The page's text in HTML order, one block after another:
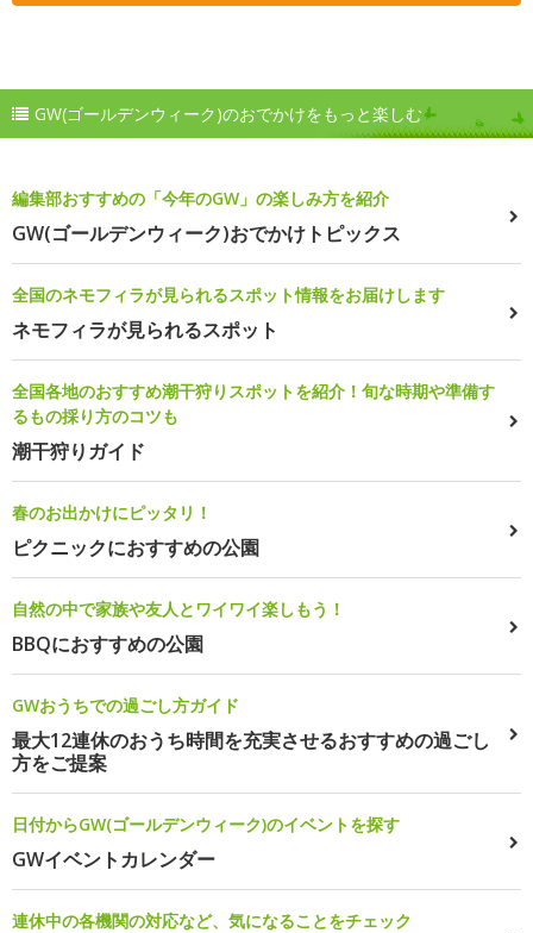
GW(ゴールデンウィーク)のおでかけをもっと楽しむ
編集部おすすめの「今年のGW」の楽しみ方を紹介
GW(ゴールデンウィーク)おでかけトピックス
全国のネモフィラが見られるスポット情報をお届けします
ネモフィラが見られるスポット
全国各地のおすすめ潮干狩りスポットを紹介！旬な時期や準備す
るもの採り方のコツも
潮干狩りガイド
春のお出かけにピッタリ！
ピクニックにおすすめの公園
自然の中で家族や友人とワイワイ楽しもう！
BBQにおすすめの公園
GWおうちでの過ごし方ガイド
最大12連休のおうち時間を充実させるおすすめの過ごし
方をご提案
日付からGW(ゴールデンウィーク)のイベントを探す
GWイベントカレンダー
連休中の各機関の対応など、気になることをチェック